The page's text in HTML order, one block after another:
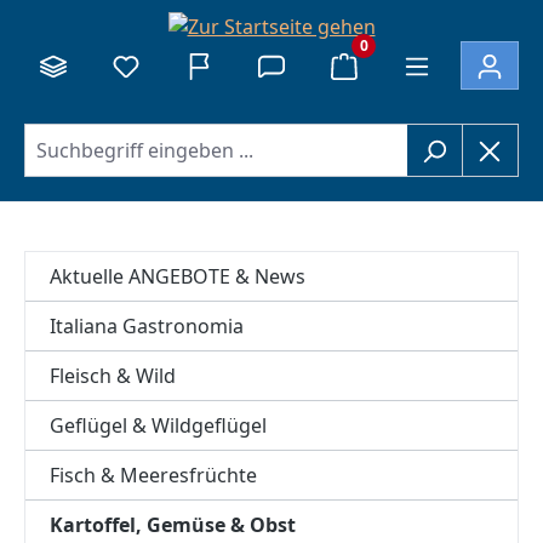
0
Aktuelle ANGEBOTE & News
Italiana Gastronomia
Fleisch & Wild
Geflügel & Wildgeflügel
Fisch & Meeresfrüchte
Kartoffel, Gemüse & Obst